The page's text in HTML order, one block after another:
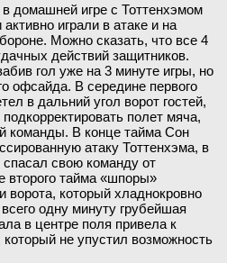
домашней игре с Тоттенхэмом
играли в атаке и на
Можно сказать, что все 4
действий защитников.
гол уже на 3 минуте игры, но
офсайда. В середине первого
в дальний угол ворот гостей,
полет мяча,
команды. В конце тайма Сон
атаку Тоттенхэма, в
свою команду от
второго тайма «шпоры»
ворота, который хладнокровно
одну минуту грубейшая
в центре поля привела к
не упустил возможность